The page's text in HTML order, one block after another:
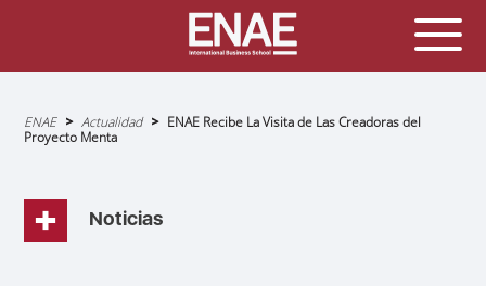
Sobrescribir
enlaces
de
navegación
ENAE Actualidad
ENAE Recibe La Visita de Las Creadoras del
Proyecto Menta
Noticias